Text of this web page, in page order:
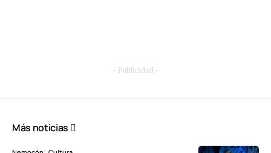
- Publicidad -
Más noticias